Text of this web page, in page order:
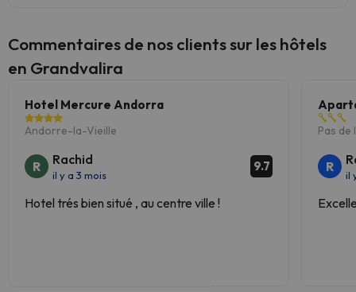
Commentaires de nos clients sur les hôtels
en Grandvalira
Hotel Mercure Andorra
Andorre-la-Vieille
R Rachid
il y a 3 mois
9.7
Hotel trés bien situé , au centre ville !
Pas de
R
il